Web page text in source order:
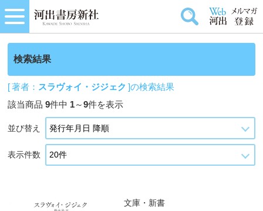
検索結果
[ 著者： スラヴォイ・ジジェク ]の検索結果
該当商品9件中 1～9件を表示
並び替え
表示件数
文庫・新書